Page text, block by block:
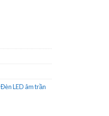
Đèn LED âm trần